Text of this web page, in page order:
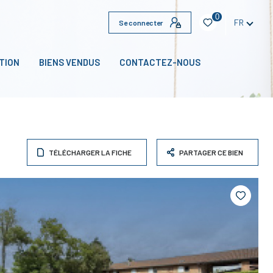
Se connecter
0
FR
BIENS VENDUS CONTACTEZ-NOUS
TÉLÉCHARGER LA FICHE PARTAGER CE BIEN